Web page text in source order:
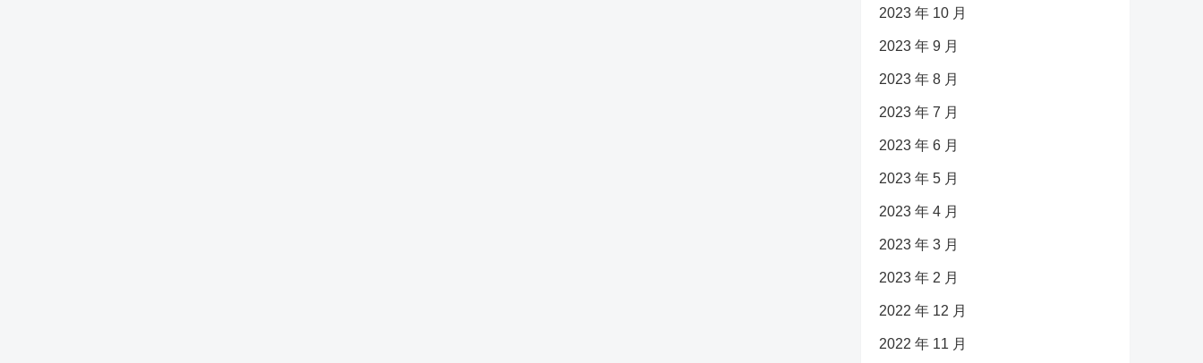
2023 年 10 月
2023 年 9 月
2023 年 8 月
2023 年 7 月
2023 年 6 月
2023 年 5 月
2023 年 4 月
2023 年 3 月
2023 年 2 月
2022 年 12 月
2022 年 11 月